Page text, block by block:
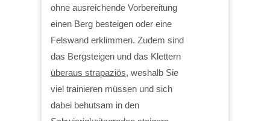
ohne ausreichende Vorbereitung
einen Berg besteigen oder eine
Felswand erklimmen. Zudem sind
das Bergsteigen und das Klettern
überaus strapaziös, weshalb Sie
viel trainieren müssen und sich
dabei behutsam in den